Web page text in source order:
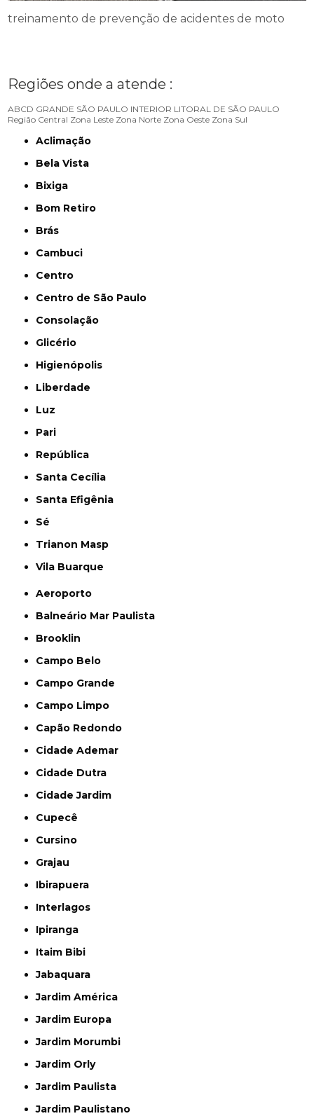
treinamento de prevenção de acidentes de moto
Regiões onde a atende :
ABCD GRANDE SÃO PAULO INTERIOR LITORAL DE SÃO PAULO
Região Central Zona Leste Zona Norte Zona Oeste Zona Sul
Aclimação
Bela Vista
Bixiga
Bom Retiro
Brás
Cambuci
Centro
Centro de São Paulo
Consolação
Glicério
Higienópolis
Liberdade
Luz
Pari
República
Santa Cecília
Santa Efigênia
Sé
Trianon Masp
Vila Buarque
Aeroporto
Balneário Mar Paulista
Brooklin
Campo Belo
Campo Grande
Campo Limpo
Capão Redondo
Cidade Ademar
Cidade Dutra
Cidade Jardim
Cupecê
Cursino
Grajau
Ibirapuera
Interlagos
Ipiranga
Itaim Bibi
Jabaquara
Jardim América
Jardim Europa
Jardim Morumbi
Jardim Orly
Jardim Paulista
Jardim Paulistano